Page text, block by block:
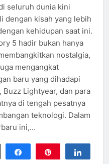
seluruh dunia kini
dengan kisah yang lebih
kehidupan saat ini.
5 hadir bukan hanya
nostalgia,
mengangkat
baru yang dihadapi
Buzz Lightyear, dan para
di tengah pesatnya
teknologi. Dalam
ini,…
Tweet Share